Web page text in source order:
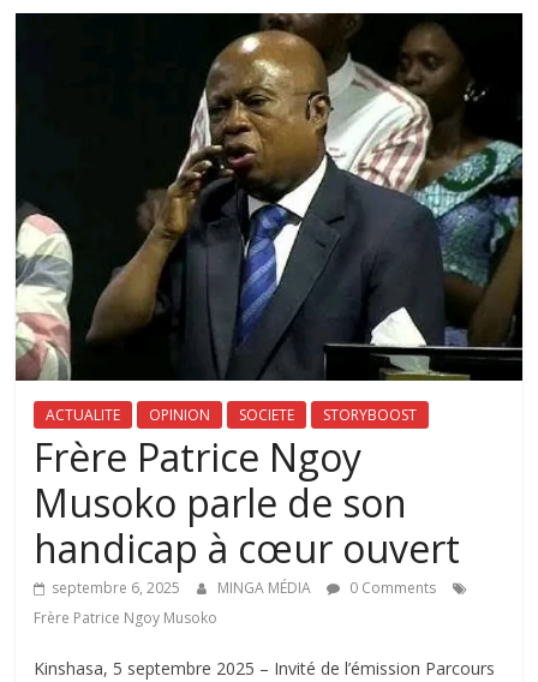
ACTUALITE OPINION SOCIETE STORYBOOST
Frère Patrice Ngoy
Musoko parle de son
handicap à cœur ouvert
septembre 6, 2025 MINGA MÉDIA
0 Comments
Frère Patrice Ngoy Musoko
Kinshasa, 5 septembre 2025 – Invité de l’émission Parcours